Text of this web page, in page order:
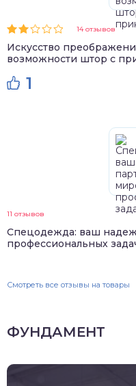
14 отзывов
Искусство
возможности штор с
1
11 отзывов
Спецодежда: ваш
профессиональных
Смотреть все отзывы на товары
ФУНДАМЕНТ